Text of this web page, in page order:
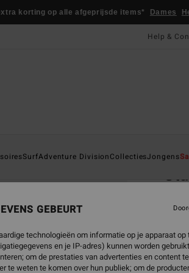
korting op alle afgeprijsde items* Dames
Help &
SurfAdventure DivisionCollectiesJongens
€
€
SALE
GEBEURT
technologieën om informatie op je apparaat
en je IP-adres) kunnen worden
om de prestaties van advertenties en content
te weten te komen over hun publiek; om de